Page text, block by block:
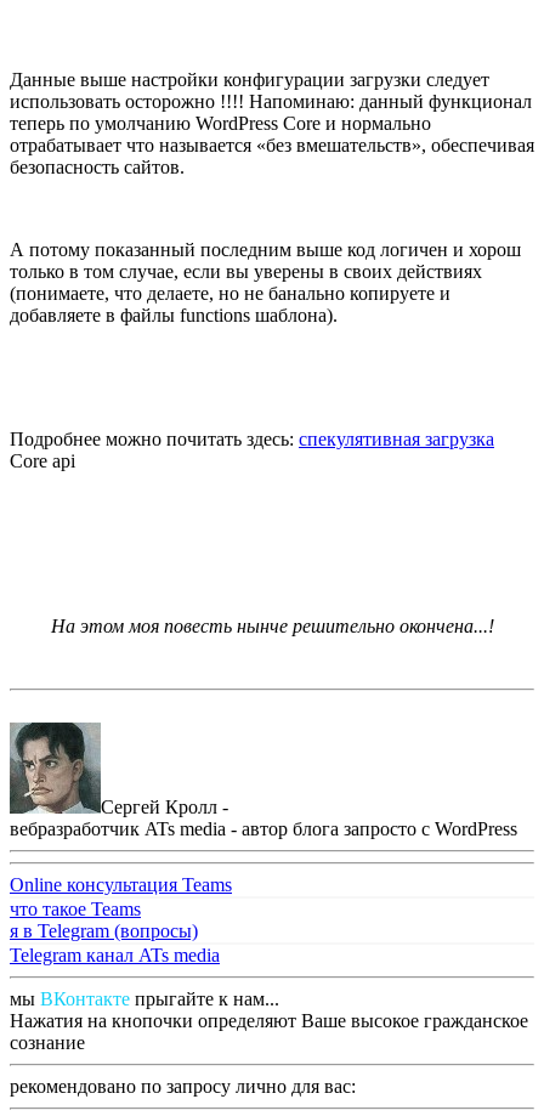
Данные выше настройки конфигурации загрузки следует
использовать осторожно !!!! Напоминаю: данный функционал
теперь по умолчанию WordPress Core и нормально
отрабатывает что называется «без вмешательств», обеспечивая
безопасность сайтов.
А потому показанный последним выше код логичен и хорош
только в том случае, если вы уверены в своих действиях
(понимаете, что делаете, но не банально копируете и
добавляете в файлы functions шаблона).
Подробнее можно почитать здесь: спекулятивная загрузка
Core api
На этом моя повесть нынче решительно окончена...!
Сергей Кролл -
вебразработчик ATs media - автор блога запросто с WordPress
Online консультация Teams
что такое Teams
я в Telegram (вопросы)
Telegram канал ATs media
мы ВКонтакте прыгайте к нам...
Нажатия на кнопочки определяют Ваше высокое гражданское
сознание
рекомендовано по запросу лично для вас: